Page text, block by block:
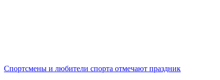
Спортсмены и любители спорта отмечают праздник